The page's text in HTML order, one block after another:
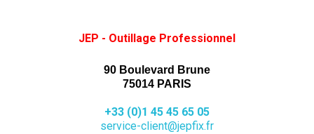
JEP - Outillage Professionnel
90 Boulevard Brune
75014 PARIS
+33 (0)1 45 45 65 05
service-client@jepfix.fr